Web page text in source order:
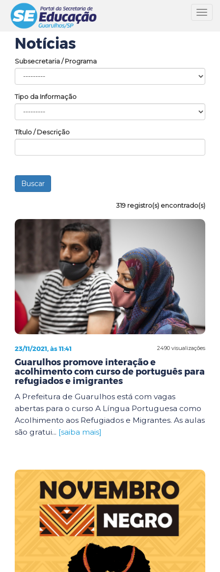
Notícias
Subsecretaria / Programa
Tipo da Informação
Título / Descrição
319 registro(s) encontrado(s)
2490 visualizações
23/11/2021, às 11:41
Guarulhos promove interação e
acolhimento com curso de português para
refugiados e imigrantes
A Prefeitura de Guarulhos está com vagas
abertas para o curso A Língua Portuguesa como
Acolhimento aos Refugiados e Migrantes. As aulas
são gratui... [saiba mais]